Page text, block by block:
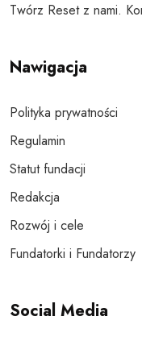
Twórz Reset z nami.
Nawigacja
Polityka prywatności
Regulamin
Statut fundacji
Redakcja
Rozwój i cele
Fundatorki i Fundatorzy
Social Media